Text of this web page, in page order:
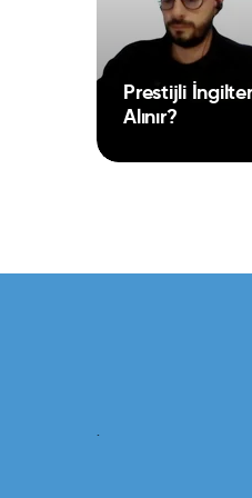
Prestijli
Alınır?
ALMANYA’DA
EĞİTİMİ
`